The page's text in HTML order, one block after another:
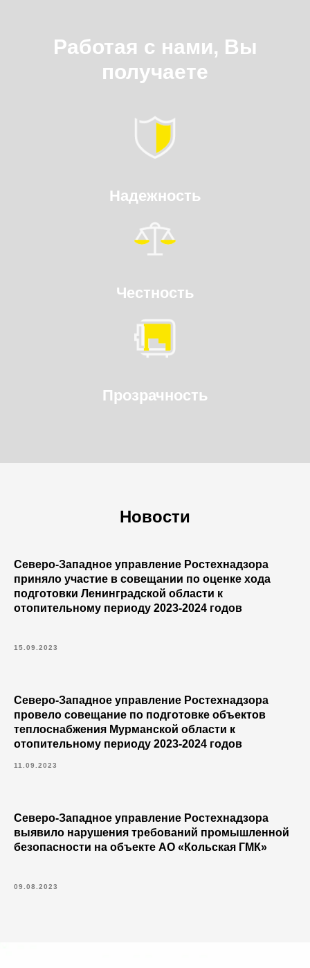
Работая с нами, Вы
получаете
Надежность
Честность
Прозрачность
Новости
Северо-Западное управление Ростехнадзора
приняло участие в совещании по оценке хода
подготовки Ленинградской области к
отопительному периоду 2023-2024 годов
15.09.2023
Северо-Западное управление Ростехнадзора
провело совещание по подготовке объектов
теплоснабжения Мурманской области к
отопительному периоду 2023-2024 годов
11.09.2023
Северо-Западное управление Ростехнадзора
выявило нарушения требований промышленной
безопасности на объекте АО «Кольская ГМК»
09.08.2023